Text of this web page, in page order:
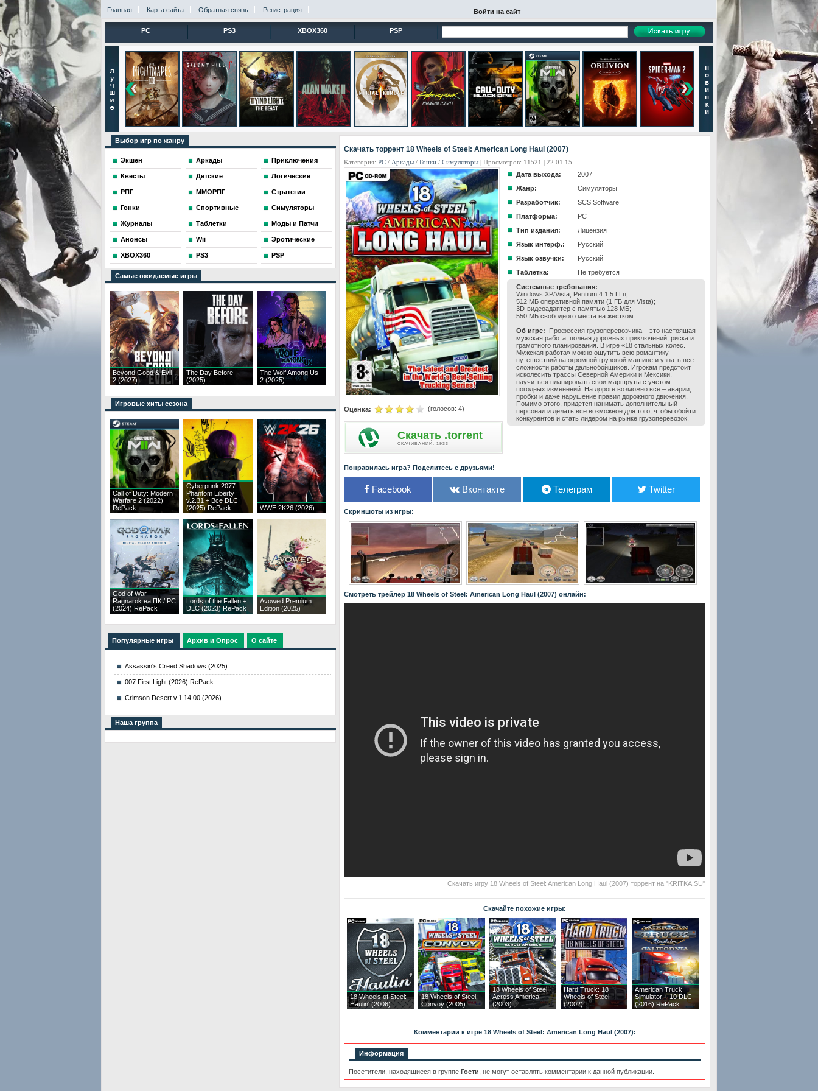
Главная Карта сайта Обратная связь Регистрация Войти на сайт
PC PS3 XBOX360 PSP
Выбор игр по жанру
Экшен Аркады Приключения
Квесты Детские Логические
РПГ ММОРПГ Стратегии
Гонки Спортивные Симуляторы
Журналы Таблетки Моды и Патчи
Анонсы Wii Эротические
XBOX360 PS3 PSP
Самые ожидаемые игры
Beyond Good & Evil
2 (2027)
The Day Before
(2025)
The Wolf Among Us
2 (2025)
Игровые хиты сезона
Call of Duty: Modern
Warfare 2 (2022)
RePack
Cyberpunk 2077:
Phantom Liberty
v.2.31 + Все DLC
(2025) RePack
WWE 2K26 (2026)
God of War
Ragnarok на ПК / PC
(2024) RePack
Lords of the Fallen +
DLC (2023) RePack
Avowed Premium
Edition (2025)
Популярные игры Архив и Опрос О сайте
Assassin's Creed Shadows (2025)
007 First Light (2026) RePack
Crimson Desert v.1.14.00 (2026)
Наша группа
Скачать торрент 18 Wheels of Steel: American Long Haul (2007)
Категория: PC / Аркады / Гонки / Cимуляторы | Просмотров: 11521 | 22.01.15
Оценка: (голосов: 4)
Скачать .torrent
CКАЧИВАНИЙ: 1933
Дата выхода:
2007
Жанр:
Симуляторы
Разработчик:
SCS Software
Платформа:
PC
Тип издания:
Лицензия
Язык интерф.:
Русский
Язык озвучки:
Русский
Таблетка:
Не требуется
Системные требования:
Windows XP/Vista; Pentium 4 1,5 ГГц;
512 MБ оперативной памяти (1 ГБ для Vista);
3D-видеоадаптер с памятью 128 МБ;
550 МБ свободного места на жестком
Об игре:
Профессия грузоперевозчика – это настоящая
мужская работа, полная дорожных приключений, риска и
грамотного планирования. В игре «18 стальных колес.
Мужская работа» можно ощутить всю романтику
путешествий на огромной грузовой машине и узнать все
сложности работы дальнобойщиков. Игрокам предстоит
исколесить трассы Северной Америки и Мексики,
научиться планировать свои маршруты с учетом
погодных изменений. На дороге возможно все – аварии,
пробки и даже нарушение правил дорожного движения.
Помимо этого, придется нанимать дополнительный
персонал и делать все возможное для того, чтобы обойти
конкурентов и стать лидером на рынке грузоперевозок.
Понравилась игра? Поделитесь с друзьями!
Facebook Вконтакте Телеграм Twitter
Скриншоты из игры:
Смотреть трейлер 18 Wheels of Steel: American Long Haul (2007) онлайн:
Скачать игру 18 Wheels of Steel: American Long Haul (2007) торрент на "KRITKA.SU"
Скачайте похожие игры:
18 Wheels of Steel:
Haulin' (2006)
18 Wheels of Steel:
Convoy (2005)
18 Wheels of Steel:
Across America
(2003)
Hard Truck: 18
Wheels of Steel
(2002)
American Truck
Simulator + 10 DLC
(2016) RePack
Комментарии к игре 18 Wheels of Steel: American Long Haul (2007):
Информация
Посетители, находящиеся в группе Гости , не могут оставлять комментарии к данной публикации.